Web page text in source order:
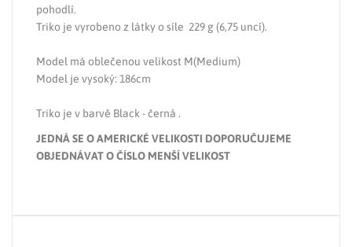
pohodlí.
Triko je vyrobeno z látky o síle 229 g (6,75 uncí).
Model má oblečenou velikost M(Medium)
Model je vysoký: 186cm
Triko je v barvě Black - černá .
JEDNÁ SE O AMERICKÉ VELIKOSTI DOPORUČUJEME
OBJEDNÁVAT O ČÍSLO MENŠÍ VELIKOST